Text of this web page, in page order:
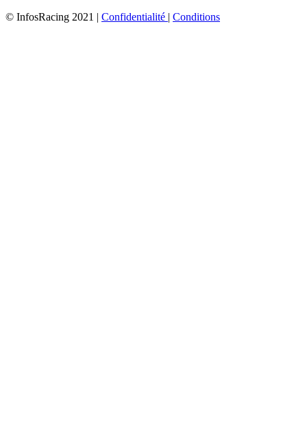
© InfosRacing 2021 | Confidentialité | Conditions